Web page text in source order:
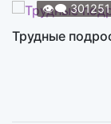
RAMIN
👁️‍🗨️
Трудные